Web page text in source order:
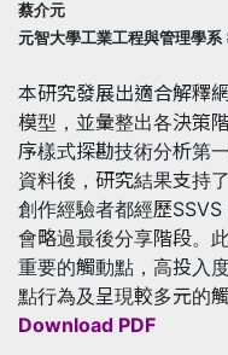
蔡介元
元智大學工業工程與管理學系
本研究發展出適合解釋
模型，並彙整出各決策
序樣式探勘技術分析第
資料後，研究結果支持
創作經驗者都經歷
會略過最後分享階段。
重要的觸動點，高投入
點行為及呈現較多元的
Download PDF